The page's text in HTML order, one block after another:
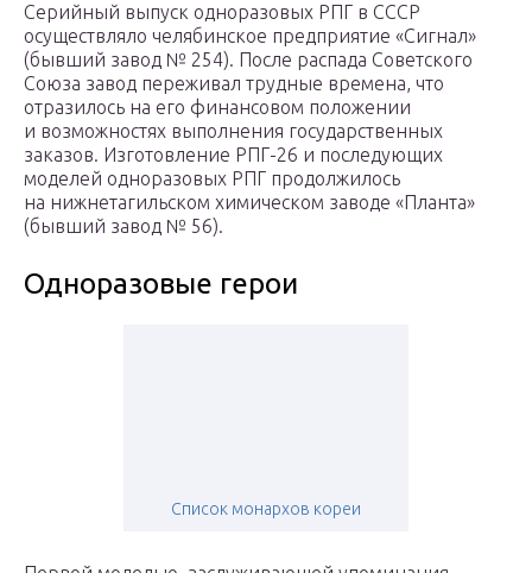
Серийный выпуск одноразовых РПГ в СССР
осуществляло челябинское предприятие «Сигнал»
(бывший завод № 254). После распада Советского
Союза завод переживал трудные времена, что
отразилось на его финансовом положении
и возможностях выполнения государственных
заказов. Изготовление РПГ-26 и последующих
моделей одноразовых РПГ продолжилось
на нижнетагильском химическом заводе «Планта»
(бывший завод № 56).
Одноразовые герои
Список монархов кореи